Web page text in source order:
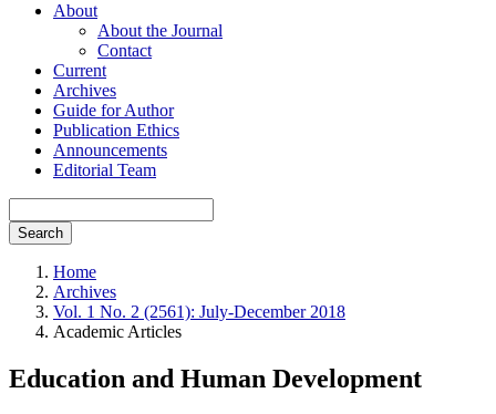
About
About the Journal
Contact
Current
Archives
Guide for Author
Publication Ethics
Announcements
Editorial Team
Search
Home
Archives
Vol. 1 No. 2 (2561): July-December 2018
Academic Articles
Education and Human Development